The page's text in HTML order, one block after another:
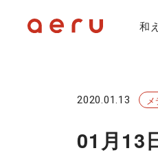
和
2020.01.13
01月13